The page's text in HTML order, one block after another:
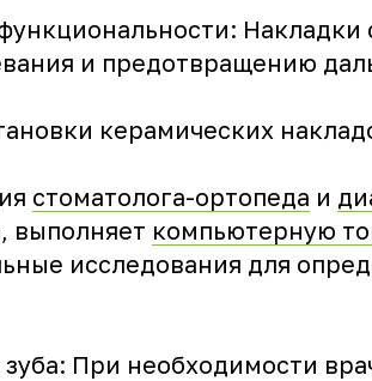
Накладки
и предотвращению
керамических
стоматолога-ортопеда и
выполняет компьютерную
исследования для
При необходимости